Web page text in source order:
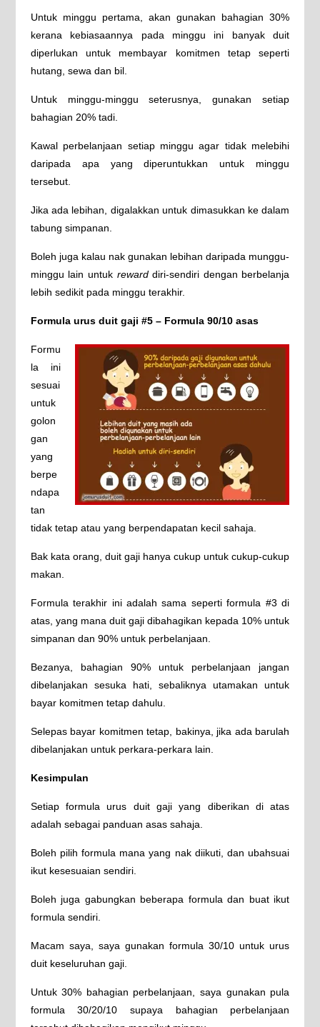
Untuk minggu pertama, akan gunakan bahagian 30%
kerana kebiasaannya pada minggu ini banyak duit
diperlukan untuk membayar komitmen tetap seperti
hutang, sewa dan bil.
Untuk minggu-minggu seterusnya, gunakan setiap
bahagian 20% tadi.
Kawal perbelanjaan setiap minggu agar tidak melebihi
daripada apa yang diperuntukkan untuk minggu
tersebut.
Jika ada lebihan, digalakkan untuk dimasukkan ke dalam
tabung simpanan.
Boleh juga kalau nak gunakan lebihan daripada munggu-
minggu lain untuk rewarddiri-sendiri dengan berbelanja
lebih sedikit pada minggu terakhir.
Formula urus duit gaji #5 – Formula 90/10 asas
Formu
la ini
sesuai
untuk
golon
gan
yang
berpe
ndapa
tan
tidak tetap atau yang berpendapatan kecil sahaja.
Bak kata orang, duit gaji hanya cukup untuk cukup-cukup
makan.
Formula terakhir ini adalah sama seperti formula #3 di
atas, yang mana duit gaji dibahagikan kepada 10% untuk
simpanan dan 90% untuk perbelanjaan.
Bezanya, bahagian 90% untuk perbelanjaan jangan
dibelanjakan sesuka hati, sebaliknya utamakan untuk
bayar komitmen tetap dahulu.
Selepas bayar komitmen tetap, bakinya, jika ada barulah
dibelanjakan untuk perkara-perkara lain.
Kesimpulan
Setiap formula urus duit gaji yang diberikan di atas
adalah sebagai panduan asas sahaja.
Boleh pilih formula mana yang nak diikuti, dan ubahsuai
ikut kesesuaian sendiri.
Boleh juga gabungkan beberapa formula dan buat ikut
formula sendiri.
Macam saya, saya gunakan formula 30/10 untuk urus
duit keseluruhan gaji.
Untuk 30% bahagian perbelanjaan, saya gunakan pula
formula 30/20/10 supaya bahagian perbelanjaan